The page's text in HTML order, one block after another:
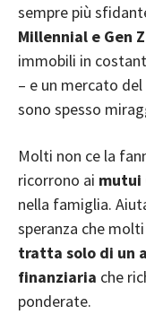
sempre più
Millennial e Gen Z
immobili in
– e un mercato
sono spesso
Molti non ce la
ricorrono ai mutui
nella famiglia.
speranza che
tratta solo di un
finanziaria che
ponderate.